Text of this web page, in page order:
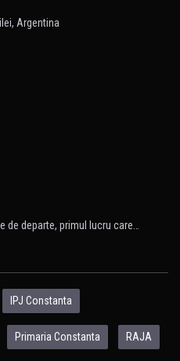
departe, primul lucru care…
IPJ Constanta
Primaria Constanta RAJA